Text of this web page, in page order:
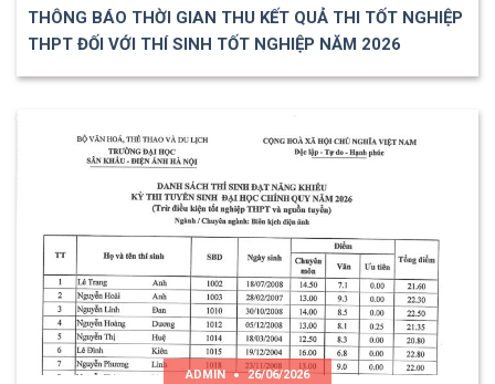
THÔNG BÁO THỜI GIAN THU KẾT QUẢ THI TỐT NGHIỆP
THPT ĐỐI VỚI THÍ SINH TỐT NGHIỆP NĂM 2026
ADMIN 26/06/2026